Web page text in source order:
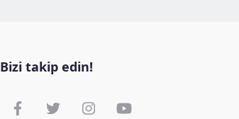
Bizi takip edin!